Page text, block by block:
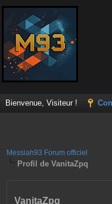
Bienvenue, Visiteur !
Messiah93 Forum officiel
Profil de VanitaZpq
VanitaZpq